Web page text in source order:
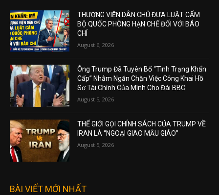
THƯỢNG VIỆN DÂN CHỦ ĐƯA LUẬT CẤM
BỘ QUỐC PHÒNG HẠN CHẾ ĐỐI VỚI BÁO
CHÍ
August 6, 2026
Ông Trump Đã Tuyên Bố “Tình Trạng Khẩn
Cấp” Nhằm Ngăn Chặn Việc Công Khai Hồ
Sơ Tài Chính Của Mình Cho Đài BBC
August 5, 2026
THẾ GIỚI GỌI CHÍNH SÁCH CỦA TRUMP VỀ
IRAN LÀ “NGOẠI GIAO MẪU GIÁO”
August 5, 2026
BÀI VIẾT MỚI NHẤT